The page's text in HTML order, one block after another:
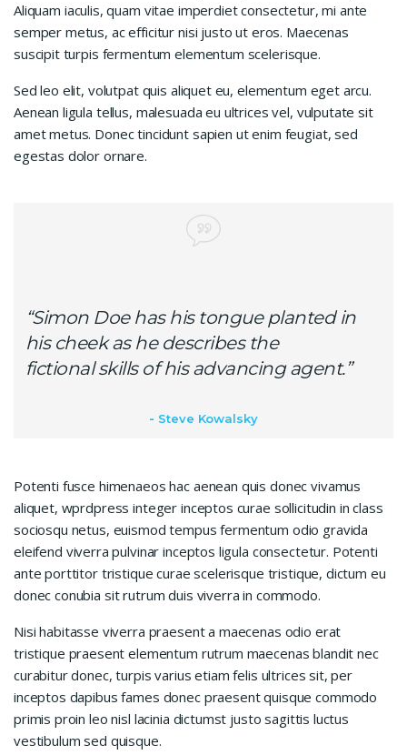
Aliquam iaculis, quam vitae imperdiet consectetur, mi ante
semper metus, ac efficitur nisi justo ut eros. Maecenas
suscipit turpis fermentum elementum scelerisque.
Sed leo elit, volutpat quis aliquet eu, elementum eget arcu.
Aenean ligula tellus, malesuada eu ultrices vel, vulputate sit
amet metus. Donec tincidunt sapien ut enim feugiat, sed
egestas dolor ornare.
“Simon Doe has his tongue planted in
his cheek as he describes the
fictional skills of his advancing agent.”
Steve Kowalsky
Potenti fusce himenaeos hac aenean quis donec vivamus
aliquet, wprdpress integer inceptos curae sollicitudin in class
sociosqu netus, euismod tempus fermentum odio gravida
eleifend viverra pulvinar inceptos ligula consectetur. Potenti
ante porttitor tristique curae scelerisque tristique, dictum eu
donec conubia sit rutrum duis viverra in commodo.
Nisi habitasse viverra praesent a maecenas odio erat
tristique praesent elementum rutrum maecenas blandit nec
curabitur donec, turpis varius etiam felis ultrices sit, per
inceptos dapibus fames donec praesent quisque commodo
primis proin leo nisl lacinia dictumst justo sagittis luctus
vestibulum sed quisque.